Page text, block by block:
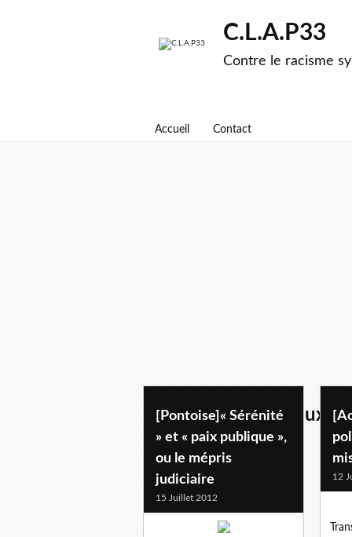
C.L.A.P33
Contre le racisme
Accueil Contact
divers faits nationaux
[Pontoise]« Sérénité
» et « paix publique »,
ou le mépris
judiciaire
15 Juillet 2012
12